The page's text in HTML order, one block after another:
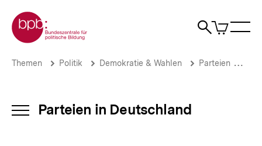
zum
Seiteninhalt
springen
Zur Startseite der bpb
Suche
Artikel
im
Parteien
Parteien
Brotkrümelnavigation
Pfadnavigation
Themen Politik Demokratie & Wahlen Parteien
INHALTSNAVIGATION
Parteien in Deutschland